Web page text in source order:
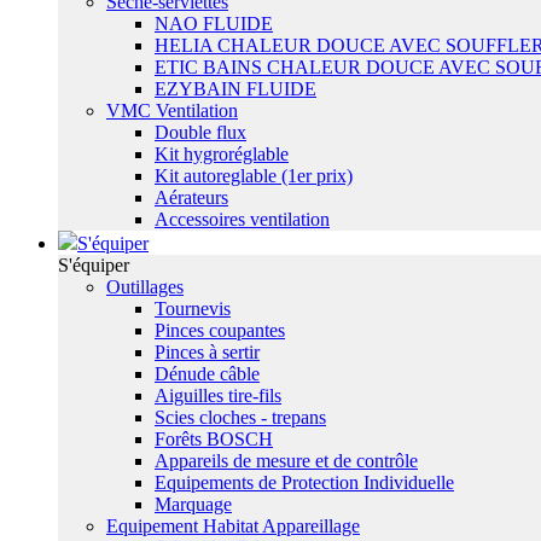
NAO FLUIDE
HELIA CHALEUR DOUCE AVEC
ETIC BAINS CHALEUR DOUCE AVEC
EZYBAIN FLUIDE
VMC Ventilation
Double flux
Kit hygroréglable
Kit autoreglable (1er prix)
Aérateurs
Accessoires ventilation
S'équiper
S'équiper
Outillages
Tournevis
Pinces coupantes
Pinces à sertir
Dénude câble
Aiguilles tire-fils
Scies cloches - trepans
Forêts BOSCH
Appareils de mesure et de contrôle
Equipements de Protection Individuelle
Marquage
Equipement Habitat Appareillage